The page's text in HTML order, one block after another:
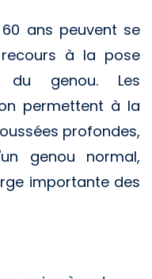
ans peuvent se
recours à la pose
du genou. Les
permettent à la
profondes,
genou normal,
importante des